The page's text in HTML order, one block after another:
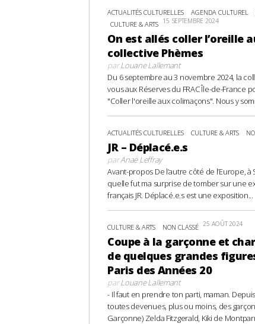
ACTUALITÉS CULTURELLES AGENDA CULTUREL
CULTURE & ARTS 15 SEPTEMBRE 2024
On est allés coller l’oreille
collective Phèmes
parLouane Lallemant
Du 6 septembre au 3 novembre 2024, la
vous aux Réserves du FRAC Île-de-France
"Coller l'oreille aux colimaçons". Nous y
ACTUALITÉS CULTURELLES CULTURE & ARTS
JR – Déplacé.e.s
parAnaë Leffray
Avant-propos De l’autre côté de l’Europe,
quelle fut ma surprise de tomber sur une
français JR. Déplacé.e.s est une exposition...
CULTURE & ARTS NON CLASSÉ 25 AOÛT 2024
Coupe à la garçonne et
de quelques grandes
Paris des Années 20
parLouane Lallemant
- Il faut en prendre ton parti, maman.
toutes devenues, plus ou moins, des
Garçonne) Zelda Fitzgerald, Kiki de